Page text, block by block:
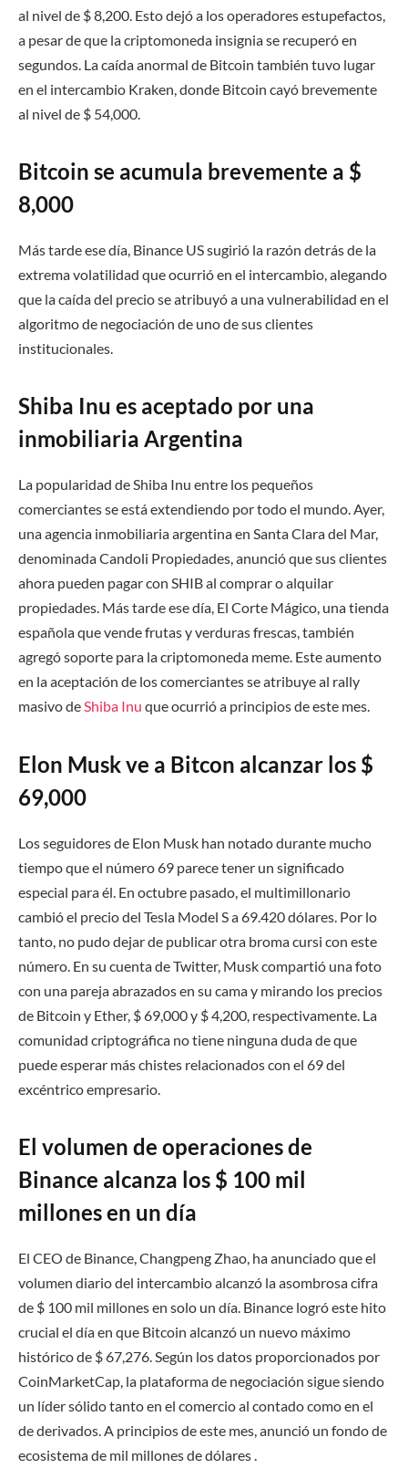
al nivel de $ 8,200. Esto dejó a los operadores estupefactos,
a pesar de que la criptomoneda insignia se recuperó en
segundos. La caída anormal de Bitcoin también tuvo lugar
en el intercambio Kraken, donde Bitcoin cayó brevemente
al nivel de $ 54,000.
Bitcoin se acumula brevemente a $
8,000
Más tarde ese día, Binance US sugirió la razón detrás de la
extrema volatilidad que ocurrió en el intercambio, alegando
que la caída del precio se atribuyó a una vulnerabilidad en el
algoritmo de negociación de uno de sus clientes
institucionales.
Shiba Inu es aceptado por una
inmobiliaria Argentina
La popularidad de Shiba Inu entre los pequeños
comerciantes se está extendiendo por todo el mundo. Ayer,
una agencia inmobiliaria argentina en Santa Clara del Mar,
denominada Candoli Propiedades, anunció que sus clientes
ahora pueden pagar con SHIB al comprar o alquilar
propiedades. Más tarde ese día, El Corte Mágico, una tienda
española que vende frutas y verduras frescas, también
agregó soporte para la criptomoneda meme. Este aumento
en la aceptación de los comerciantes se atribuye al rally
masivo deShiba Inu que ocurrió a principios de este mes.
Elon Musk ve a Bitcon alcanzar los $
69,000
Los seguidores de Elon Musk han notado durante mucho
tiempo que el número 69 parece tener un significado
especial para él. En octubre pasado, el multimillonario
cambió el precio del Tesla Model S a 69.420 dólares. Por lo
tanto, no pudo dejar de publicar otra broma cursi con este
número. En su cuenta de Twitter, Musk compartió una foto
con una pareja abrazados en su cama y mirando los precios
de Bitcoin y Ether, $ 69,000 y $ 4,200, respectivamente. La
comunidad criptográfica no tiene ninguna duda de que
puede esperar más chistes relacionados con el 69 del
excéntrico empresario.
El volumen de operaciones de
Binance alcanza los $ 100 mil
millones en un día
El CEO de Binance, Changpeng Zhao, ha anunciado que el
volumen diario del intercambio alcanzó la asombrosa cifra
de $ 100 mil millones en solo un día. Binance logró este hito
crucial el día en que Bitcoin alcanzó un nuevo máximo
histórico de $ 67,276. Según los datos proporcionados por
CoinMarketCap, la plataforma de negociación sigue siendo
un líder sólido tanto en el comercio al contado como en el
de derivados. A principios de este mes, anunció un fondo de
ecosistema de mil millones de dólares .